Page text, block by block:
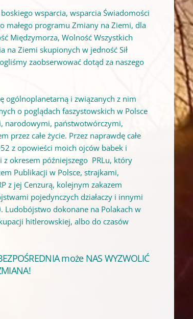
wsparcia, wsparcia Świadomości
małego programu Zmiany na Ziemi, dla
Międzymorza, Wolność Wszystkich
na Ziemi skupionych w jedność Sił
zaobserwować dotąd za naszego
ogólnoplanetarną i związanych z nim
o poglądach faszystowskich w Polsce
narodowymi, państwotwórczymi,
całe życie. Przez naprawdę całe
z opowieści moich ojców babek i
okresem późniejszego PRLu, który
Publikacji w Polsce, strajkami,
z jej Cenzurą, kolejnym zakazem
pojedynczych działaczy i innymi
dokonane na Polakach w
hitlerowskiej, albo do czasów
może NAS WYZWOLIĆ